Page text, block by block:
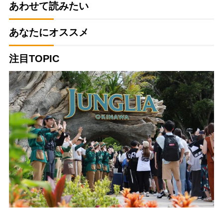
あわせて読みたい
あなたにオススメ
注目TOPIC